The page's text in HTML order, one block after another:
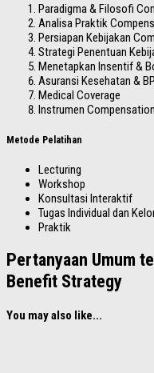
Paradigma & Filosofi
Analisa Praktik
Persiapan Kebijakan
Strategi Penentuan
Menetapkan Insentif &
Asuransi Kesehatan &
Medical Coverage
Instrumen
Metode Pelatihan
Lecturing
Workshop
Konsultasi Interaktif
Tugas Individual dan
Praktik
Pertanyaan Umum
Benefit Strategy
You may also like...